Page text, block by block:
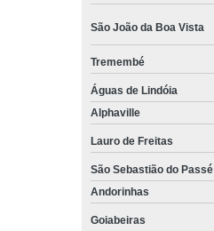
São João da Boa Vista
Tremembé
Águas de Lindóia
Alphaville
Lauro de Freitas
São Sebastião do Passé
Andorinhas
Goiabeiras